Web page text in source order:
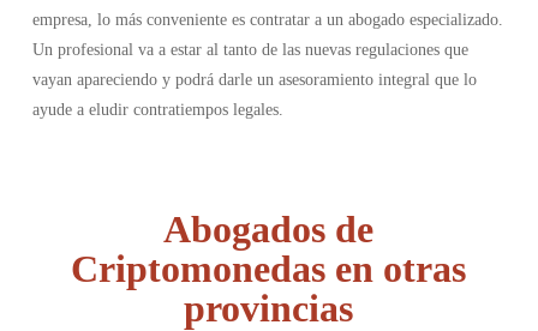
empresa, lo más conveniente es contratar a un abogado especializado.
Un profesional va a estar al tanto de las nuevas regulaciones que
vayan apareciendo y podrá darle un asesoramiento integral que lo
ayude a eludir contratiempos legales.
Abogados de
Criptomonedas en otras
provincias